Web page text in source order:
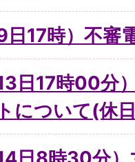
日17時）不審
13日17時00分
について(休